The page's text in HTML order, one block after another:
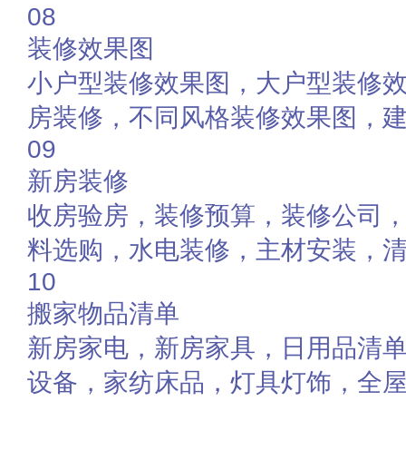
08
装修效果图
小户型装修效果图，大户型装修
房装修，不同风格装修效果图，
09
新房装修
收房验房，装修预算，装修公司
料选购，水电装修，主材安装，
10
搬家物品清单
新房家电，新房家具，日用品清
设备，家纺床品，灯具灯饰，全